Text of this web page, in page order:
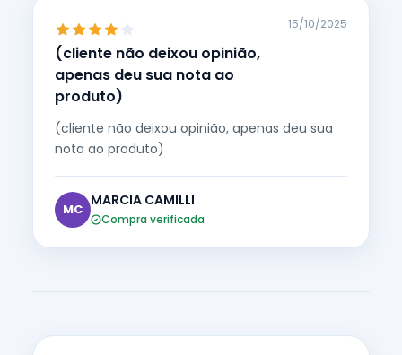
(cliente não deixou opinião,
apenas deu sua nota ao
produto)
15/10/2025
(cliente não deixou opinião, apenas deu sua
nota ao produto)
MC
MARCIA CAMILLI
Compra verificada